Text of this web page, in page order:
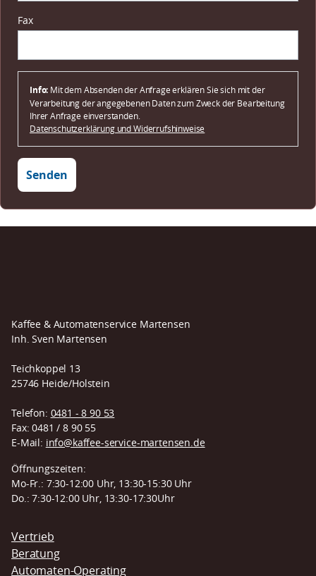
Fax
Info: Mit dem Absenden der Anfrage erklären Sie sich mit der
Verarbeitung der angegebenen Daten zum Zweck der Bearbeitung
Ihrer Anfrage einverstanden.
Datenschutzerklärung und Widerrufshinweise
Senden
Kaffee & Automatenservice Martensen
Inh. Sven Martensen
Teichkoppel 13
25746 Heide/Holstein
Telefon: 0481 - 8 90 53
Fax: 0481 / 8 90 55
E-Mail: info@kaffee-service-martensen.de
Öffnungszeiten:
Mo-Fr.: 7:30-12:00 Uhr, 13:30-15:30 Uhr
Do.: 7:30-12:00 Uhr, 13:30-17:30Uhr
Navigation
überspringen
Vertrieb
Beratung
Automaten-Operating